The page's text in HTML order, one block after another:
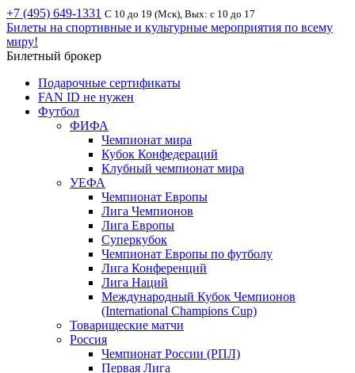
+7 (495) 649-1331 С 10 до 19 (Мск), Вых: с 10 до 17
Билеты на спортивные и культурные мероприятия по всему
миру!
Билетный брокер
Подарочные сертификаты
FAN ID не нужен
Футбол
ФИФА
Чемпионат мира
Кубок Конфедераций
Клубный чемпионат мира
УЕФА
Чемпионат Европы
Лига Чемпионов
Лига Европы
Суперкубок
Чемпионат Европы по футболу
Лига Конференций
Лига Наций
Международный Кубок Чемпионов
(International Champions Cup)
Товарищеские матчи
Россия
Чемпионат России (РПЛ)
Первая Лига